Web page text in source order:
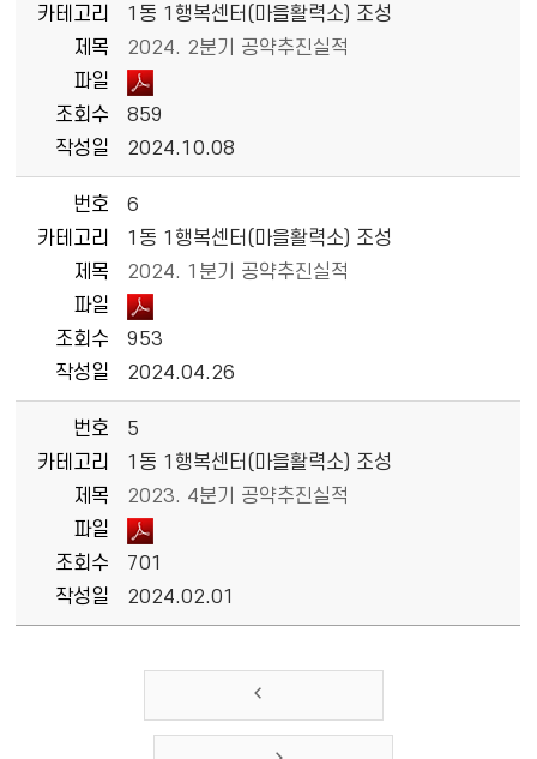
카테고리
1동 1행복센터(마을활력소) 조성
제목
2024. 2분기 공약추진실적
파일
조회수
859
작성일
2024.10.08
번호
6
카테고리
1동 1행복센터(마을활력소) 조성
제목
2024. 1분기 공약추진실적
파일
조회수
953
작성일
2024.04.26
번호
5
카테고리
1동 1행복센터(마을활력소) 조성
제목
2023. 4분기 공약추진실적
파일
조회수
701
작성일
2024.02.01